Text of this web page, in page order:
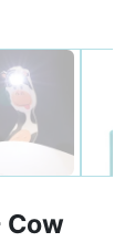
Cow